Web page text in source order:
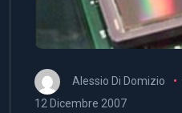
Alessio Di Domizio
12 Dicembre 2007